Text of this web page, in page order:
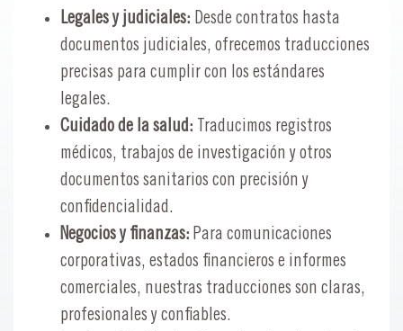
Legales y judiciales: Desde contratos hasta
documentos judiciales, ofrecemos traducciones
precisas para cumplir con los estándares
legales.
Cuidado de la salud: Traducimos registros
médicos, trabajos de investigación y otros
documentos sanitarios con precisión y
confidencialidad.
Negocios y finanzas: Para comunicaciones
corporativas, estados financieros e informes
comerciales, nuestras traducciones son claras,
profesionales y confiables.